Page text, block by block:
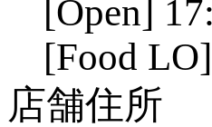
[Open]
[Food
店舗住所